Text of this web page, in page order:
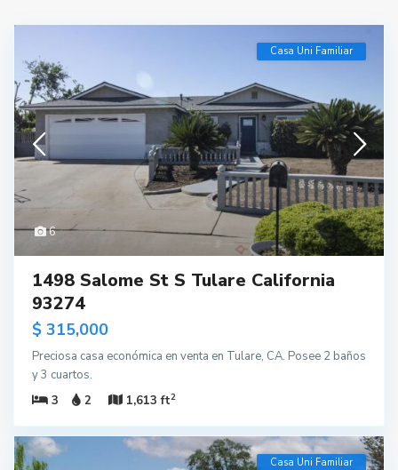
6
Casa Uni Familiar
1498 Salome St S Tulare California
93274
$ 315,000
Preciosa casa económica en venta en Tulare, CA. Posee 2 baños
y 3 cuartos.
3
2 1,613 ft2
Casa Uni Familiar